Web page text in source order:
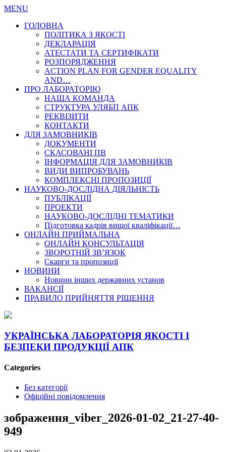
MENU
ГОЛОВНА
ПОЛІТИКА З ЯКОСТІ
ДЕКЛАРАЦІЯ
АТЕСТАТИ ТА СЕРТИФІКАТИ
РОЗПОРЯДЖЕННЯ
ACTION PLAN FOR GENDER EQUALITY
AND…
ПРО ЛАБОРАТОРІЮ
НАША КОМАНДА
СТРУКТУРА УЛЯБП АПК
РЕКВІЗИТИ
КОНТАКТИ
ДЛЯ ЗАМОВНИКІВ
ДОКУМЕНТИ
СКАСОВАНІ ПВ
ІНФОРМАЦІЯ ДЛЯ ЗАМОВНИКІВ
ВИДИ ВИПРОБУВАНЬ
КОМПЛЕКСНІ ПРОПОЗИЦІЇ
НАУКОВО-ДОСЛІДНА ДІЯЛЬНІСТЬ
ПУБЛІКАЦІЇ
ПРОЕКТИ
НАУКОВО-ДОСЛІДНІ ТЕМАТИКИ
Підготовка кадрів вищої кваліфікації…
ОНЛАЙН ПРИЙМАЛЬНА
ОНЛАЙН КОНСУЛЬТАЦІЯ
ЗВОРОТНІЙ ЗВ’ЯЗОК
Скарги та пропозиції
НОВИНИ
Новини інших державних установ
ВАКАНСІЇ
ПРАВИЛО ПРИЙНЯТТЯ РІШЕННЯ
УКРАЇНСЬКА ЛАБОРАТОРІЯ ЯКОСТІ І
БЕЗПЕКИ ПРОДУКЦІЇ АПК
Categories
Без категорії
Офіційні повідомлення
зображення_viber_2026-01-02_21-27-40-
949